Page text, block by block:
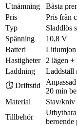
Utnämning
Bästa
Pris
Pris från
Typ
Sladdlös
Spänning
10,8 V
Batteri
Litiumjon
Hastigheter
2 lägen
Laddning
Laddställ
⏱ Driftstid
20 min
Material
Stav/kniv
Tillbehör
beroende